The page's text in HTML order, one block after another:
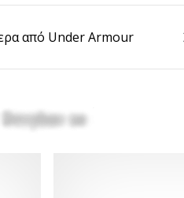
από Under Armour